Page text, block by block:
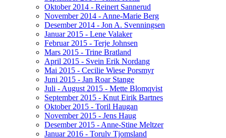
Oktober 2014 - Reinert Sannerud
November 2014 - Anne-Marie Berg
Desember 2014 - Jon A. Svenningsen
Januar 2015 - Lene Valaker
Februar 2015 - Terje Johnsen
Mars 2015 - Trine Bratland
April 2015 - Svein Erik Nordang
Mai 2015 - Cecilie Wiese Porsmyr
Juni 2015 - Jan Roar Stange
Juli - August 2015 - Mette Blomqvist
September 2015 - Knut Eirik Bartnes
Oktober 2015 - Toril Haugan
November 2015 - Jens Haug
Desember 2015 - Anne-Stine Meltzer
Januar 2016 - Torulv Tjomsland